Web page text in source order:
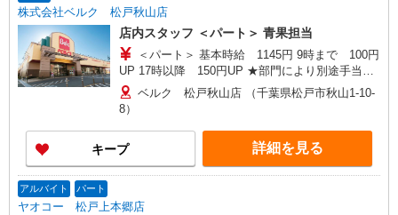
市、大泉町、館林市、渋川市、中之条町 ＜茨城県
＞古河市 ＜栃木県＞佐野市、小山市
株式会社ベルク 松戸秋山店
店内スタッフ ＜パート＞ 青果担当
＜パート＞ 基本時給 1145円 9時まで 100円
UP 17時以降 150円UP ★部門により別途手当が
つく場合あり ※22時以降 基本時給より25％UP
★評価制度で時給UP！ ★パートは日・祝日は更
に時給100円UP！ 上記時間帯は募集時間ではあり
ません。募集時間は勤務時間・曜日欄でご確認く
ださい。
ベルク 松戸秋山店 （千葉県松戸市秋山1-10-
8）
キープ 詳細を見る
アルバイト パート
ヤオコー 松戸上本郷店